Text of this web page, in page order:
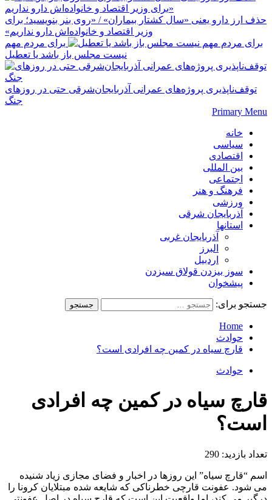
حذف ارز دارو یعنی «سال کشتار بیماران» / «روی بنر بنویسید؛ برای
وزیر اقتصاد و خانواده‌اش دارو نداریم»
برای مردم مهم
نیست مجلس باز باشد یا تعطیل
توقف‌ناپذیری پروژه‌های عمرانی آذربایجان‌شرقی حتی در روزهای
جنگ
Primary Menu
خانه
سیاسی
اقتصادی
بین المللی
اجتماعی
فرهنگ و هنر
ورزشی
آذربایجان شرقی
استانها
آذربایجان غربی
البرز
اردبیل
سوز بیزدن قولاق سیزدن
پیشخوان
جستجو برای:
Home
حوادث
قارچ سیاه در کمین چه افرادی است؟
حوادث
قارچ سیاه در کمین چه افرادی
است؟
تعداد بازدید: 290
اسم “قارچ سیاه” این روزها در اخبار و فضای مجازی زیاد شنیده
می شود. عفونت قارچی خطرناکی که شایعه شده مبتلایان کرونا را